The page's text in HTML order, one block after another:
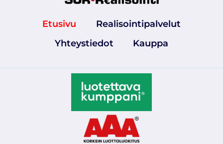
Etusivu
Realisointipalvelut
Yhteystiedot
Kauppa